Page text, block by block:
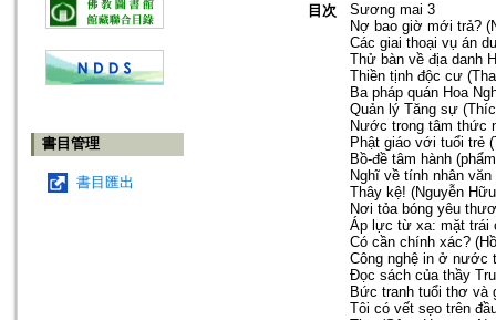
書目管理
書目匯出
目次
Sương mai 3
Nợ bao giờ mới trả?
Các giai thoại vụ án
Thử bàn về địa danh
Thiền tịnh độc cư
Ba pháp quán Hoa
Quản lý Tăng sự
Nước trong tâm thức
Phật giáo với tuổi trẻ
Bồ-đề tâm hành
Nghĩ về tính nhân
Thây kệ! (Nguyễn
Nơi tỏa bóng yêu
Áp lực từ xa: mặt trái
Có cần chính xác?
Công nghệ in ở nước
Đọc sách của thầy
Bức tranh tuổi thơ và
Tôi có vết sẹo trên